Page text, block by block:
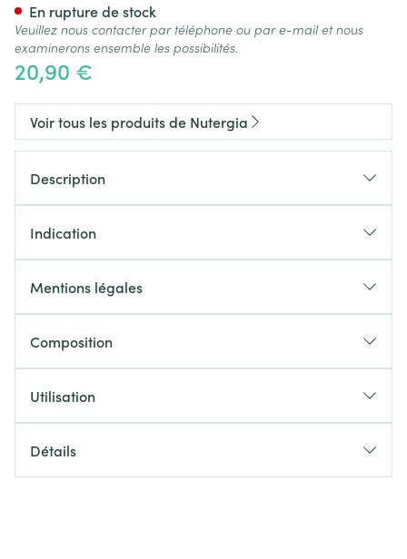
20,90 €
En rupture de stock
Veuillez nous contacter par téléphone ou par e-mail et nous
examinerons ensemble les possibilités.
Voir tous les produits de Nutergia
Description
Indication
Mentions légales
Composition
Utilisation
Détails